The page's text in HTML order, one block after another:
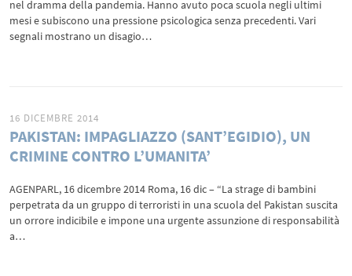
nel dramma della pandemia. Hanno avuto poca scuola negli ultimi
mesi e subiscono una pressione psicologica senza precedenti. Vari
segnali mostrano un disagio…
16 DICEMBRE 2014
PAKISTAN: IMPAGLIAZZO (SANT’EGIDIO), UN
CRIMINE CONTRO L’UMANITA’
AGENPARL, 16 dicembre 2014 Roma, 16 dic – “La strage di bambini
perpetrata da un gruppo di terroristi in una scuola del Pakistan suscita
un orrore indicibile e impone una urgente assunzione di responsabilità
a…